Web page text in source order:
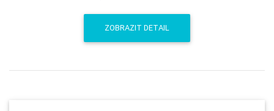
ZOBRAZIT DETAIL